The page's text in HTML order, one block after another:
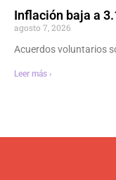
Inflación baja a
agosto 7, 2026
Acuerdos voluntarios
Leer más ›